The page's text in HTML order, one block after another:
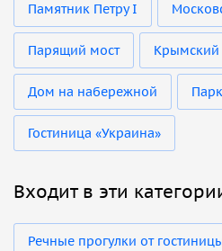
Памятник Петру I
Парящий мост Крымский
Дом на набережной
Гостиница «Украина»
Входит в эти
Речные прогулки от